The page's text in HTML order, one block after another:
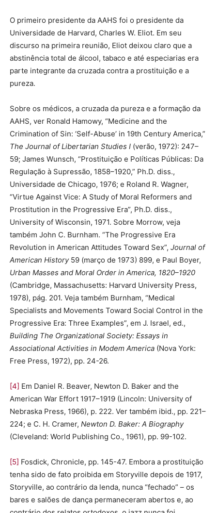
O primeiro presidente da AAHS foi o presidente da
Universidade de Harvard, Charles W. Eliot. Em seu
discurso na primeira reunião, Eliot deixou claro que a
abstinência total de álcool, tabaco e até especiarias era
parte integrante da cruzada contra a prostituição e a
pureza.
Sobre os médicos, a cruzada da pureza e a formação da
AAHS, ver Ronald Hamowy, “Medicine and the
Crimination of Sin: ‘Self-Abuse’ in 19th Century America,”
The Journal of Libertarian Studies I (verão, 1972): 247–
59; James Wunsch, “Prostituição e Políticas Públicas: Da
Regulação à Supressão, 1858–1920,” Ph.D. diss.,
Universidade de Chicago, 1976; e Roland R. Wagner,
“Virtue Against Vice: A Study of Moral Reformers and
Prostitution in the Progressive Era”, Ph.D. diss.,
University of Wisconsin, 1971. Sobre Morrow, veja
também John C. Burnham. “The Progressive Era
Revolution in American Attitudes Toward Sex”, Journal of
American History 59 (março de 1973) 899, e Paul Boyer,
Urban Masses and Moral Order in America, 1820–1920
(Cambridge, Massachusetts: Harvard University Press,
1978), pág. 201. Veja também Burnham, “Medical
Specialists and Movements Toward Social Control in the
Progressive Era: Three Examples”, em J. Israel, ed.,
Building The Organizational Society: Essays in
Associational Activities in Modem America (Nova York:
Free Press, 1972), pp. 24-26.
[4] Em Daniel R. Beaver, Newton D. Baker and the
American War Effort 1917–1919 (Lincoln: University of
Nebraska Press, 1966), p. 222. Ver também ibid., pp. 221–
224; e C. H. Cramer, Newton D. Baker: A Biography
(Cleveland: World Publishing Co., 1961), pp. 99-102.
[5] Fosdick, Chronicle, pp. 145-47. Embora a prostituição
tenha sido de fato proibida em Storyville depois de 1917,
Storyville, ao contrário da lenda, nunca “fechado” – os
bares e salões de dança permaneceram abertos e, ao